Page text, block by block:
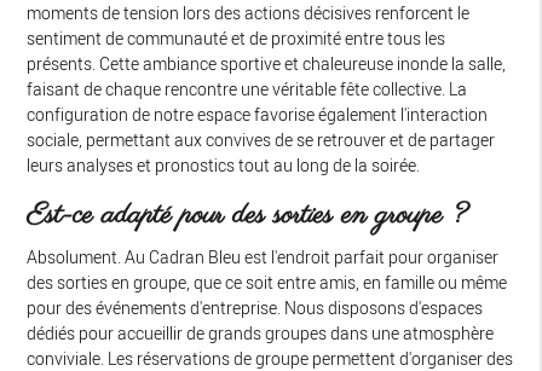
moments de tension lors des actions décisives renforcent le
sentiment de communauté et de proximité entre tous les
présents. Cette ambiance sportive et chaleureuse inonde la salle,
faisant de chaque rencontre une véritable fête collective. La
configuration de notre espace favorise également l'interaction
sociale, permettant aux convives de se retrouver et de partager
leurs analyses et pronostics tout au long de la soirée.
Est-ce adapté pour des sorties en groupe ?
Absolument. Au Cadran Bleu est l'endroit parfait pour organiser
des sorties en groupe, que ce soit entre amis, en famille ou même
pour des événements d'entreprise. Nous disposons d'espaces
dédiés pour accueillir de grands groupes dans une atmosphère
conviviale. Les réservations de groupe permettent d'organiser des